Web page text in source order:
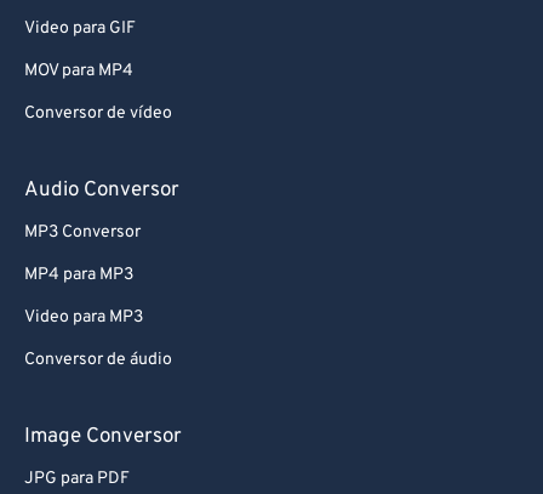
Video para GIF
MOV para MP4
Conversor de vídeo
Audio Conversor
MP3 Conversor
MP4 para MP3
Video para MP3
Conversor de áudio
Image Conversor
JPG para PDF